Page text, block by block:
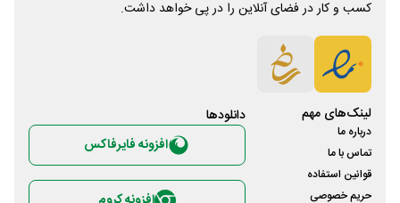
کسب و کار در فضای آنلاین را در پی خواهد داشت.
لینک‌های مهم
درباره ما
تماس با ما
قوانین استفاده
حریم خصوصی
دانلود‌ها
افزونه فایرفاکس